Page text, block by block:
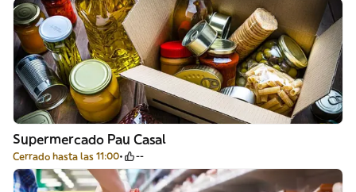
Supermercado Pau Casal
Cerrado hasta las 11:00 --